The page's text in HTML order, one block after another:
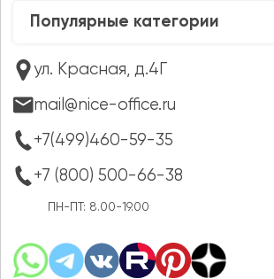
Популярные категории
ул. Красная, д.4Г
mail@nice-office.ru
+7(499)460-59-35
+7 (800) 500-66-38
ПН-ПТ: 8.00-19.00